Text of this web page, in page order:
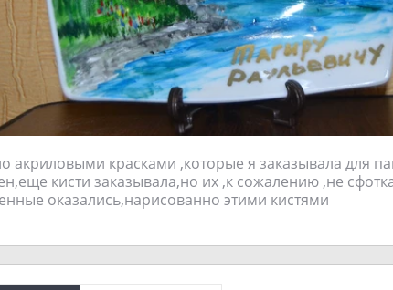
акриловыми красками ,которые я заказывала для
кисти заказывала,но их ,к сожалению ,не
оказались,нарисованно этими кистями